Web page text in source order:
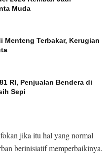
Muda
Menteng Terbakar, Kerugian
RI, Penjualan Bendera di
Sepi
jika itu hal yang normal
berinisiatif memperbaikinya.